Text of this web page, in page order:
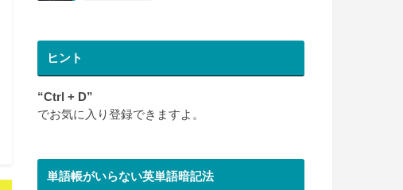
ヒント
“Ctrl + D”
でお気に入り登録できますよ。
単語帳がいらない英単語暗記法